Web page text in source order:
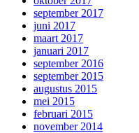
september 2017
juni 2017
maart 2017
januari 2017
september 2016
september 2015
augustus 2015
mei 2015
februari 2015
november 2014